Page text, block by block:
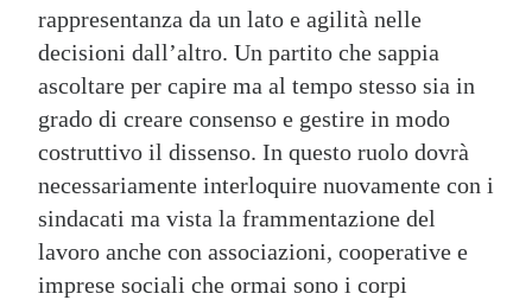
rappresentanza da un lato e agilità nelle
decisioni dall’altro. Un partito che sappia
ascoltare per capire ma al tempo stesso sia in
grado di creare consenso e gestire in modo
costruttivo il dissenso. In questo ruolo dovrà
necessariamente interloquire nuovamente con i
sindacati ma vista la frammentazione del
lavoro anche con associazioni, cooperative e
imprese sociali che ormai sono i corpi